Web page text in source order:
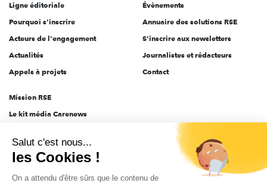
Ligne éditoriale
Pourquoi s'inscrire
Acteurs de l'engagement
Actualités
Appels à projets
Évènements
Annuaire des solutions RSE
S'inscrire aux newsletters
Journalistes et rédacteurs
Contact
Mission RSE
Le kit média Carenews
AEF info
Novethic
PRODURABLE
Salut c'est nous...
les Cookies !
On a attendu d'être sûrs que le contenu de